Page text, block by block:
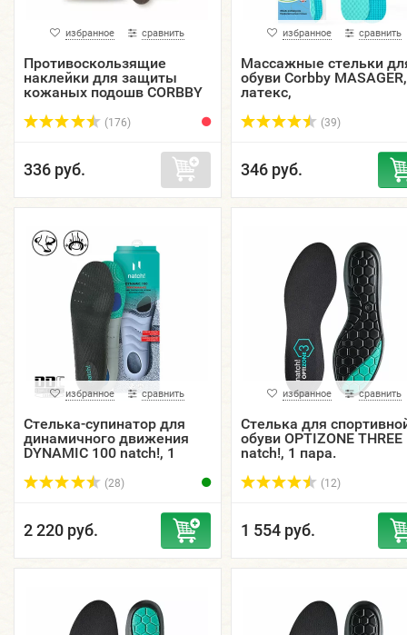
избранное сравнить
Противоскользящие
наклейки для защиты
кожаных подошв CORBBY
универсальный размер.
(176)
336 руб.
избранное сравнить
Массажные стельки
обуви Corbby MASAGER,
латекс,
(39)
346 руб.
избранное сравнить
Стелька-супинатор для
динамичного движения
DYNAMIC 100 natch!, 1
(28)
2 220 руб.
избранное сравнить
Стелька для
обуви OPTIZONE THREE
natch!, 1 пара.
(12)
1 554 руб.